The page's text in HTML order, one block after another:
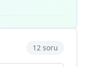
12 soru